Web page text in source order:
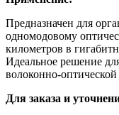
Предназначен для
одномодовому
километров в
Идеальное решение
волоконно-
Для заказа и